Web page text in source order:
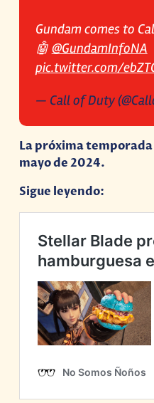
Gundam comes to
🤖 @GundamInfoNA
pic.twitter.com/
— Call of Duty
La próxima
mayo de 2024.
Sigue leyendo: